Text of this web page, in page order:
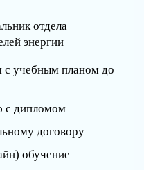
отдела
энергии
с учебным планом до
с дипломом
договору
обучение